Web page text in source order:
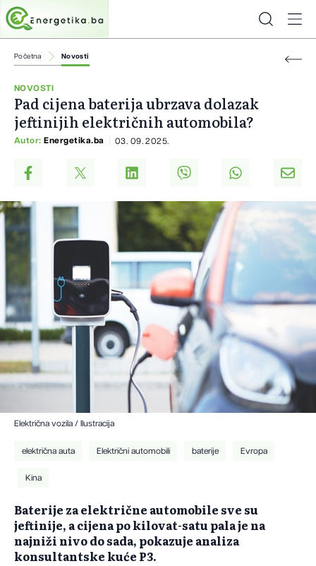
Početna Novosti
NOVOSTI
Pad cijena baterija ubrzava dolazak
jeftinijih električnih automobila?
Autor: Energetika.ba 03. 09. 2025.
Električna vozila / Ilustracija
električna auta Električni automobili baterije Evropa
Kina
Baterije za električne automobile sve su
jeftinije, a cijena po kilovat-satu pala je na
najniži nivo do sada, pokazuje analiza
konsultantske kuće P3.